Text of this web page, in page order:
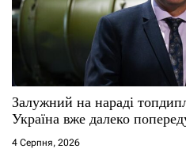
Залужний на нараді
Україна вже далеко
4 Серпня, 2026